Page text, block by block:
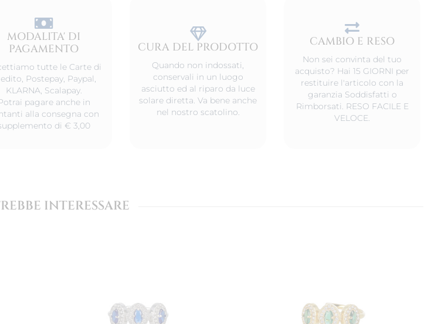
MODALITA' DI
PAGAMENTO
tutte le Carte di
Postepay, Paypal,
KLARNA, Scalapay.
pagare anche in
alla consegna con
di € 3,00
CURA DEL PRODOTTO
Quando non indossati,
conservali in un luogo
asciutto ed al riparo da luce
solare diretta. Va bene anche
nel nostro scatolino.
CAMBIO E RESO
Non sei convinta del tuo
acquisto? Hai 15 GIORNI per
restituire l'articolo con la
garanzia Soddisfatti o
Rimborsati. RESO FACILE E
VELOCE.
INTERESSARE